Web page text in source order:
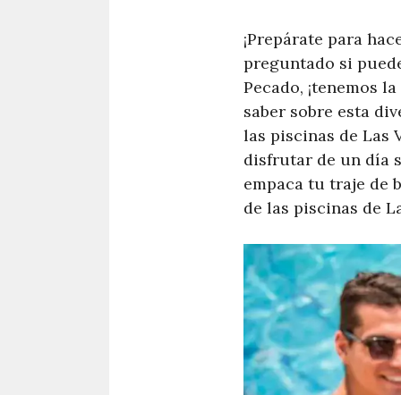
¡Prepárate para
preguntado si
Pecado, ¡tenemos
saber sobre esta
las piscinas de Las
disfrutar de un día
empaca tu traje de
de las piscinas de